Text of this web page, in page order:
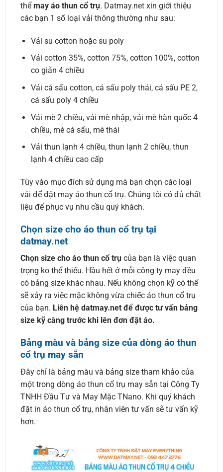
thểmay áo thun cổ trụ. Datmay.net xin giới thiệu
các bạn 1 số loại vải thông thường như sau:
Vải su cotton hoặc su poly
Vải cotton 35%, cotton 75%, cotton 100%, cotton
co giãn 4 chiều
Vải cá sấu cotton, cá sấu poly thái, cá sấu PE 2,
cá sấu poly 4 chiều
Vải mè 2 chiều, vải mè nhập, vải mè hàn quốc 4
chiều, mè cá sấu, mè thái
Vải thun lạnh 4 chiều, thun lạnh 2 chiều, thun
lạnh 4 chiều cao cấp
Tùy vào mục đích sử dụng mà bạn chọn các loại
vải để đặt may áo thun cổ trụ. Chúng tôi có đủ chất
liệu để phục vụ nhu cầu quý khách.
Chọn size cho áo thun cổ trụ tại
datmay.net
Chọn size cho áo thun cổ trụ của bạn là việc quan
trọng ko thể thiếu. Hầu hết ở mỗi công ty may đều
có bảng size khác nhau. Nếu không chọn kỹ có thể
sẽ xảy ra việc mặc không vừa chiếc áo thun cổ trụ
của bạn. Liên hệ datmay.net để được tư vấn bảng
size kỹ càng trước khi lên đơn đặt áo.
Bảng màu và bảng size của dòng áo thun
cổ trụ may sẵn
Đây chỉ là bảng màu và bảng size tham khảo của
một trong dòng áo thun cổ trụ may sẵn tại Công Ty
TNHH Đầu Tư và May Mặc TNano. Khi quý khách
đặt in áo thun cổ trụ, nhân viên tư vấn sẽ tư vấn kỹ
hơn.